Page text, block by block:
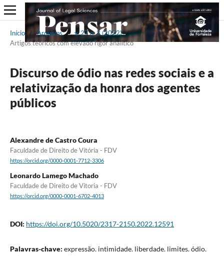
Início / Arquivos / v. 27 n. 3 (2022) /
Artigos teóricos com elevado rigor analítico
Discurso de ódio nas redes sociais e a
relativização da honra dos agentes
públicos
Alexandre de Castro Coura
Faculdade de Direito de Vitória - FDV
https://orcid.org/0000-0001-7712-3306
Leonardo Lamego Machado
Faculdade de Direito de Vitoria - FDV
https://orcid.org/0000-0001-6702-4013
DOI: https://doi.org/10.5020/2317-2150.2022.12591
Palavras-chave: expressão. intimidade. liberdade. limites. ódio.